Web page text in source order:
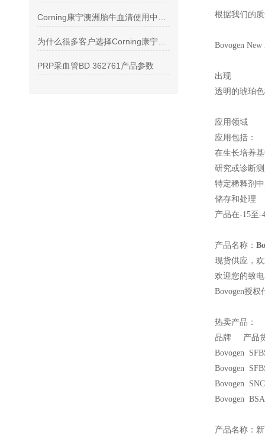
PRP采血管BD 362761产品参数
根据我们的
Bovogen New
出现
透明的琥珀
应用领域
应用包括：
在生长培养
研究或诊断
特定稀释剂
储存和处理
产品在-15至-
产品名称：
现货供应，
欢迎您的
Bovogen授权
热卖产品：
品牌 产品
Bovogen
Bovogen
Bovogen
Bovogen
产品名称：